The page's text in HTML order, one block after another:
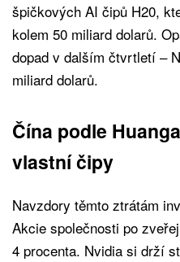
špičkových AI čipů H20,
kolem 50 miliard dolarů.
dopad v dalším čtvrtletí –
miliard dolarů.
Čína podle
vlastní čipy
Navzdory těmto ztrátám
Akcie společnosti po
4 procenta. Nvidia si drží